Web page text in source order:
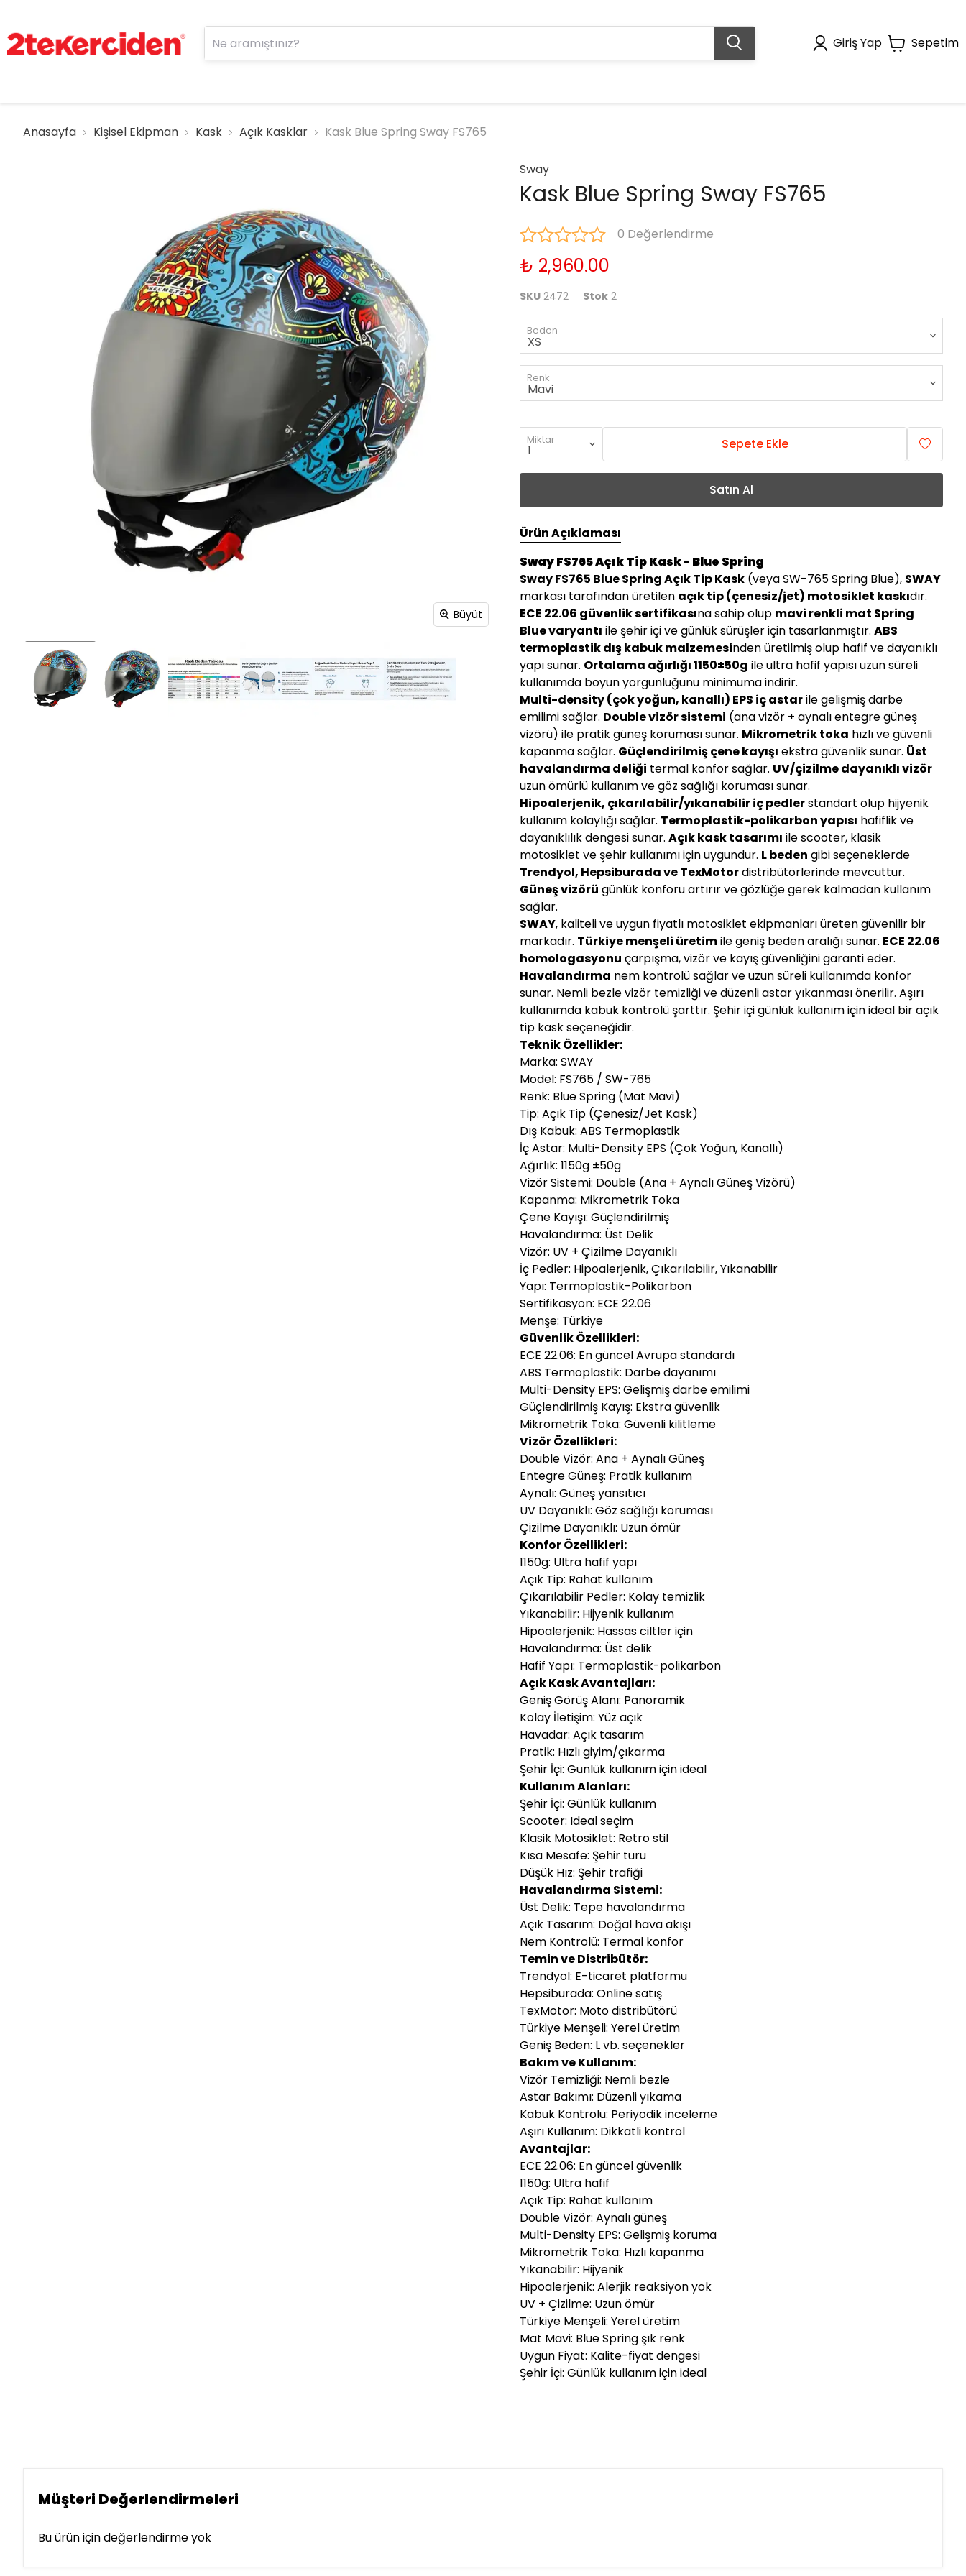
Giriş Yap Sepetim
Anasayfa Kişisel Ekipman Kask Açık Kasklar Kask Blue Spring Sway FS765
Büyüt
Sway
Kask Blue Spring Sway FS765
0 Değerlendirme
₺ 2,960.00
SKU 2472 Stok 2
Beden
Renk
Miktar Sepete Ekle
Satın Al
Ürün Açıklaması
Sway FS765 Açık Tip Kask - Blue Spring
Sway FS765 Blue Spring Açık Tip Kask (veya SW-765 Spring Blue), SWAY
markası tarafından üretilen açık tip (çenesiz/jet) motosiklet kaskıdır.
ECE 22.06 güvenlik sertifikasına sahip olup mavi renkli mat Spring
Blue varyantı ile şehir içi ve günlük sürüşler için tasarlanmıştır.ABS
termoplastik dış kabuk malzemesinden üretilmiş olup hafif ve dayanıklı
yapı sunar. Ortalama ağırlığı 1150±50g ile ultra hafif yapısı uzun süreli
kullanımda boyun yorgunluğunu minimuma indirir.
Multi-density (çok yoğun, kanallı) EPS iç astarile gelişmiş darbe
emilimi sağlar. Double vizör sistemi (ana vizör + aynalı entegre güneş
vizörü) ile pratik güneş koruması sunar. Mikrometrik toka hızlı ve güvenli
kapanma sağlar. Güçlendirilmiş çene kayışı ekstra güvenlik sunar. Üst
havalandırma deliği termal konfor sağlar. UV/çizilme dayanıklı vizör
uzun ömürlü kullanım ve göz sağlığı koruması sunar.
Hipoalerjenik, çıkarılabilir/yıkanabilir iç pedlerstandart olup hijyenik
kullanım kolaylığı sağlar. Termoplastik-polikarbon yapısı hafiflik ve
dayanıklılık dengesi sunar.Açık kask tasarımı ile scooter, klasik
motosiklet ve şehir kullanımı için uygundur. L beden gibi seçeneklerde
Trendyol, Hepsiburada ve TexMotordistribütörlerinde mevcuttur.
Güneş vizörü günlük konforu artırır ve gözlüğe gerek kalmadan kullanım
sağlar.
SWAY, kaliteli ve uygun fiyatlı motosiklet ekipmanları üreten güvenilir bir
markadır. Türkiye menşeli üretimile geniş beden aralığı sunar. ECE 22.06
homologasyonu çarpışma, vizör ve kayış güvenliğini garanti eder.
Havalandırma nem kontrolü sağlar ve uzun süreli kullanımda konfor
sunar. Nemli bezle vizör temizliği ve düzenli astar yıkanması önerilir. Aşırı
kullanımda kabuk kontrolü şarttır. Şehir içi günlük kullanım için ideal bir açık
tip kask seçeneğidir.
Teknik Özellikler:
Marka: SWAY
Model: FS765 / SW-765
Renk: Blue Spring (Mat Mavi)
Tip: Açık Tip (Çenesiz/Jet Kask)
Dış Kabuk: ABS Termoplastik
İç Astar: Multi-Density EPS (Çok Yoğun, Kanallı)
Ağırlık: 1150g ±50g
Vizör Sistemi: Double (Ana + Aynalı Güneş Vizörü)
Kapanma: Mikrometrik Toka
Çene Kayışı: Güçlendirilmiş
Havalandırma: Üst Delik
Vizör: UV + Çizilme Dayanıklı
İç Pedler: Hipoalerjenik, Çıkarılabilir, Yıkanabilir
Yapı: Termoplastik-Polikarbon
Sertifikasyon: ECE 22.06
Menşe: Türkiye
Güvenlik Özellikleri:
ECE 22.06: En güncel Avrupa standardı
ABS Termoplastik: Darbe dayanımı
Multi-Density EPS: Gelişmiş darbe emilimi
Güçlendirilmiş Kayış: Ekstra güvenlik
Mikrometrik Toka: Güvenli kilitleme
Vizör Özellikleri:
Double Vizör: Ana + Aynalı Güneş
Entegre Güneş: Pratik kullanım
Aynalı: Güneş yansıtıcı
UV Dayanıklı: Göz sağlığı koruması
Çizilme Dayanıklı: Uzun ömür
Konfor Özellikleri:
1150g: Ultra hafif yapı
Açık Tip: Rahat kullanım
Çıkarılabilir Pedler: Kolay temizlik
Yıkanabilir: Hijyenik kullanım
Hipoalerjenik: Hassas ciltler için
Havalandırma: Üst delik
Hafif Yapı: Termoplastik-polikarbon
Açık Kask Avantajları:
Geniş Görüş Alanı: Panoramik
Kolay İletişim: Yüz açık
Havadar: Açık tasarım
Pratik: Hızlı giyim/çıkarma
Şehir İçi: Günlük kullanım için ideal
Kullanım Alanları:
Şehir İçi: Günlük kullanım
Scooter: Ideal seçim
Klasik Motosiklet: Retro stil
Kısa Mesafe: Şehir turu
Düşük Hız: Şehir trafiği
Havalandırma Sistemi:
Üst Delik: Tepe havalandırma
Açık Tasarım: Doğal hava akışı
Nem Kontrolü: Termal konfor
Temin ve Distribütör:
Trendyol: E-ticaret platformu
Hepsiburada: Online satış
TexMotor: Moto distribütörü
Türkiye Menşeli: Yerel üretim
Geniş Beden: L vb. seçenekler
Bakım ve Kullanım:
Vizör Temizliği: Nemli bezle
Astar Bakımı: Düzenli yıkama
Kabuk Kontrolü: Periyodik inceleme
Aşırı Kullanım: Dikkatli kontrol
Avantajlar:
ECE 22.06: En güncel güvenlik
1150g: Ultra hafif
Açık Tip: Rahat kullanım
Double Vizör: Aynalı güneş
Multi-Density EPS: Gelişmiş koruma
Mikrometrik Toka: Hızlı kapanma
Yıkanabilir: Hijyenik
Hipoalerjenik: Alerjik reaksiyon yok
UV + Çizilme: Uzun ömür
Türkiye Menşeli: Yerel üretim
Mat Mavi: Blue Spring şık renk
Uygun Fiyat: Kalite-fiyat dengesi
Şehir İçi: Günlük kullanım için ideal
Müşteri Değerlendirmeleri
Bu ürün için değerlendirme yok